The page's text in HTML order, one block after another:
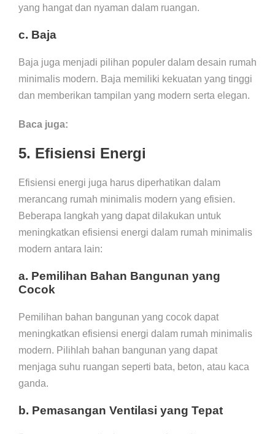
yang hangat dan nyaman dalam ruangan.
c. Baja
Baja juga menjadi pilihan populer dalam desain rumah
minimalis modern. Baja memiliki kekuatan yang tinggi
dan memberikan tampilan yang modern serta elegan.
Baca juga:
5. Efisiensi Energi
Efisiensi energi juga harus diperhatikan dalam
merancang rumah minimalis modern yang efisien.
Beberapa langkah yang dapat dilakukan untuk
meningkatkan efisiensi energi dalam rumah minimalis
modern antara lain:
a. Pemilihan Bahan Bangunan yang
Cocok
Pemilihan bahan bangunan yang cocok dapat
meningkatkan efisiensi energi dalam rumah minimalis
modern. Pilihlah bahan bangunan yang dapat
menjaga suhu ruangan seperti bata, beton, atau kaca
ganda.
b. Pemasangan Ventilasi yang Tepat